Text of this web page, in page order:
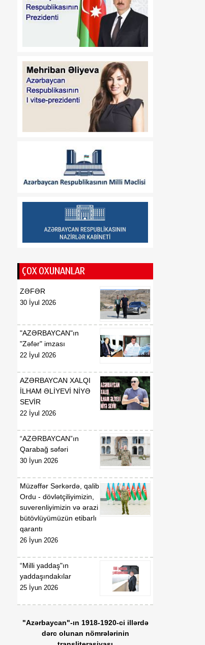
beynəlxalq nüfuzlu qrantın
qalibi olub
07 Avqust
Vaşinqton görüşü:
gündəliyini və regionun
gələcək inkişaf
istiqamətlərini müəyyən
edən dövlətə çevrildi
“Sinxua”: Orta Dəhlizin
strateji əhəmiyyətinin
nəqliyyat-logistika habına
12:49
07 Avqust
Donald Tramp ABŞ-də
qadağan etmək istəyir
12:13
Nabranda təmizlik aksiyası
keçirilib
12:03
07 Avqust
Lənkəranda kanalizasiya
sisteminin yenilənməsi
işlərinə başlanılıb
07 Avqust
ÇOX OXUNANLAR
ZƏFƏR
30 İyul 2026
"AZƏRBAYCAN"ın
"Zəfər" imzası
22 İyul 2026
AZƏRBAYCAN XALQI
İLHAM ƏLİYEVİ NİYƏ
SEVİR
22 İyul 2026
“AZƏRBAYCAN”ın
Qarabağ səfəri
30 İyun 2026
Müzəffər Sərkərdə, qalib
Ordu - dövlətçiliyimizin,
suverenliyimizin və ərazi
bütövlüyümüzün etibarlı
qarantı
26 İyun 2026
“Milli yaddaş"ın
yaddaşındakılar
25 İyun 2026
"Azərbaycan"-ın 1918-1920-ci illərdə
dərc olunan nömrələrinin